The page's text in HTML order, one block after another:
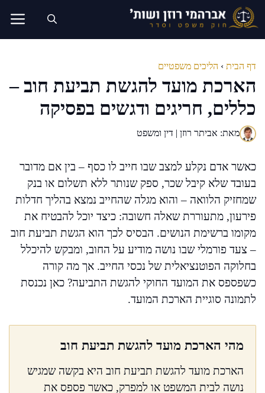
לדלג
לתוכן
דף הבית › הליכים משפטיים
הארכת מועד להגשת תביעת חוב –
כללים, חריגים ודגשים בפסיקה
מאת: אביתר רוזן | דין ומשפט
כאשר אדם נקלע למצב שבו חייב לו כסף – בין אם מדובר
בעובד שלא קיבל שכר, ספק שנותר ללא תשלום או בנק
שמחזיק הלוואה – והוא מגלה שהחייב נמצא בהליך חדלות
פירעון, מתעוררת שאלה חשובה: כיצד יוכל להבטיח את
מקומו ברשימת הנושים. הבסיס לכך הוא הגשת תביעת חוב
– צעד פורמלי שבו נושה מודיע על החוב, ומבקש להיכלל
בחלוקה הפוטנציאלית של נכסי החייב. אך מה קורה
כשפספס את המועד החוקי להגשת התביעה? כאן נכנסת
לתמונה סוגיית הארכת המועד.
מהי הארכת מועד להגשת תביעת חוב
הארכת מועד להגשת תביעת חוב היא בקשה שמגיש
נושה לבית המשפט או למפרק, כאשר פספס את